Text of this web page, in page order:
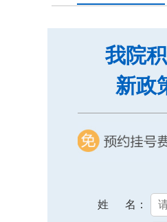
我院
新政
姓 名：